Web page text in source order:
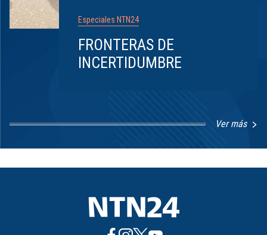
Especiales NTN24
FRONTERAS DE
INCERTIDUMBRE
Ver más
1
8